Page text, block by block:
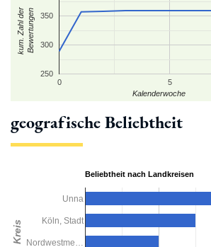
0 5
250
300
350
Kalenderwoche
kum. Zahl derBewertungen
geografische Beliebtheit
Beliebtheit nach Landkreisen
Unna
Köln, Stadt
Nordwestme…
Kreis